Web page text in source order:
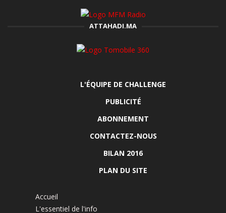
ATTAHADI.MA
L'ÉQUIPE DE CHALLENGE
PUBLICITÉ
ABONNEMENT
CONTACTEZ-NOUS
BILAN 2016
PLAN DU SITE
Accueil
L'essentiel de l'info